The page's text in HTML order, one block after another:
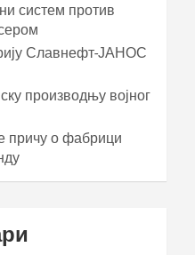
систем против
Славнефт-ЈАНОС
производњу војног
причу о фабрици